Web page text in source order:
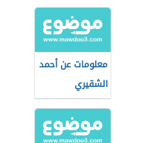
معلومات عن أحمد
الشقيري